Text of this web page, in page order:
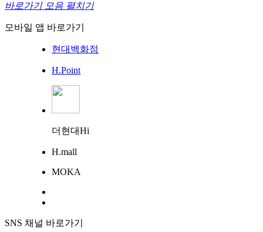
바로가기 모음 펼치기
모바일 앱 바로가기
현대백화점
H.Point
더현대Hi
H.mall
MOKA
SNS 채널 바로가기